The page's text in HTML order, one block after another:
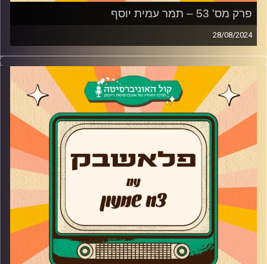
פרק מס' 53 – תמר עמית יוסף
28/08/2024
תמר עמית יוסף מגיעה לאולפן פלאשבק!
השחקנית שמגיל צעיר על מסך הטלוויזיה שלנו מגיעה לשיחה
עמוקה ומרגשת על הנשיקה הראשונה שלה בגיל 14 על הסט
של האי, היציאה מהארון, איך הוכיחה לעצמה שהיא מסוגלת
לעשות אודישן באנגלית והצליחה לככב בסדרה בינאלומית
בנטפליקס ואיזו חוויה בתור עיתונאית שינתה אותה?
קרדיט תמונות:AudioVersity